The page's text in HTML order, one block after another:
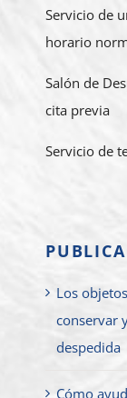
Servicio de
horario
Salón de
cita previa
Servicio de
Los
conservar
despedida
Cómo